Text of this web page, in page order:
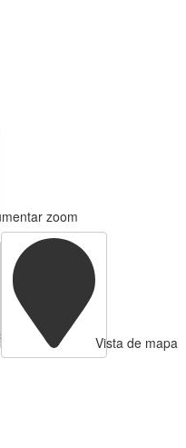
zoom
de Tabla
Vista de mapa